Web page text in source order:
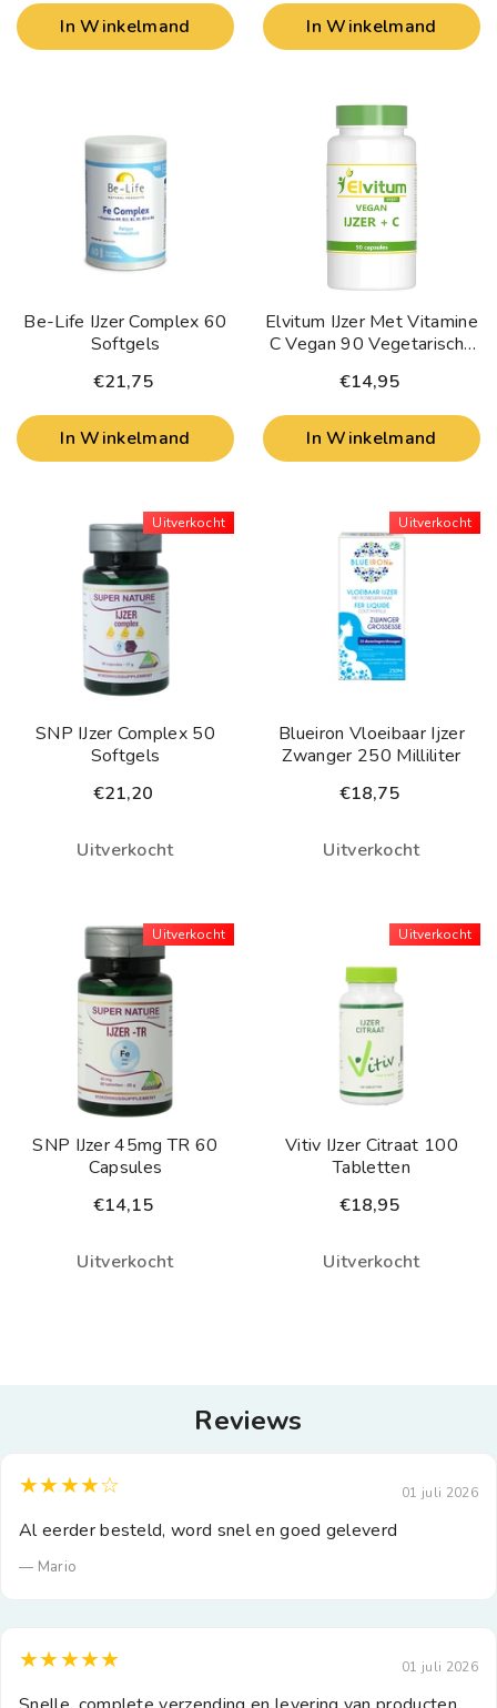
In Winkelmand In Winkelmand
Be-Life IJzer Complex 60
Softgels
€21,75
In Winkelmand
Elvitum IJzer Met Vitamine
C Vegan 90 Vegetarische
€14,95
In Winkelmand
Uitverkocht
SNP IJzer Complex 50
Softgels
€21,20
Uitverkocht
Uitverkocht
Blueiron Vloeibaar Ijzer
Zwanger 250 Milliliter
€18,75
Uitverkocht
Uitverkocht
SNP IJzer 45mg TR 60
Capsules
€14,15
Uitverkocht
Uitverkocht
Vitiv IJzer Citraat 100
Tabletten
€18,95
Uitverkocht
Reviews
★★★★☆ 01 juli 2026
Al eerder besteld, word snel en goed geleverd
— Mario
★★★★★ 01 juli 2026